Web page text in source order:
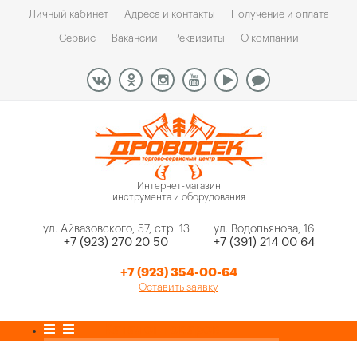
Личный кабинет Адреса и контакты Получение и оплата
Сервис Вакансии Реквизиты О компании
Интернет-магазин
инструмента и оборудования
ул. Айвазовского, 57, стр. 13
+7 (923) 270 20 50
ул. Водопьянова, 16
+7 (391) 214 00 64
+7 (923) 354-00-64
Оставить заявку